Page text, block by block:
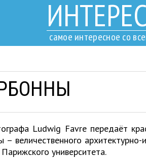
самое интересное со
Ludwig Favre передаёт
величественного архитектурно-
университета.